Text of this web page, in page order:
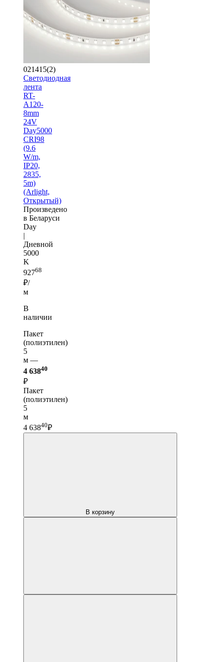
021415(2)
Светодиодная
лента
RT-
A120-
8mm
24V
Day5000
CRI98
(9.6
W/m,
IP20,
2835,
5m)
(Arlight,
Открытый)
Произведено
в Беларуси
Day
|
Дневной
5000
K
92768
₽/
м
В
наличии
Пакет
(полиэтилен)
5
м —
4 63840
₽
Пакет
(полиэтилен)
5
м
4 63840₽
В корзину